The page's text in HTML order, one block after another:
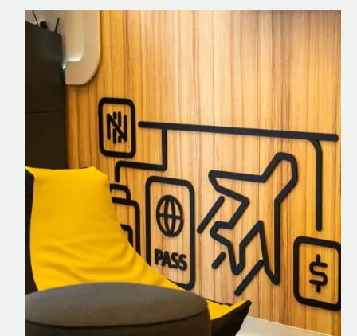
Nomad Explorer
Cartão de crédito brasileiro com cashback
em dólar